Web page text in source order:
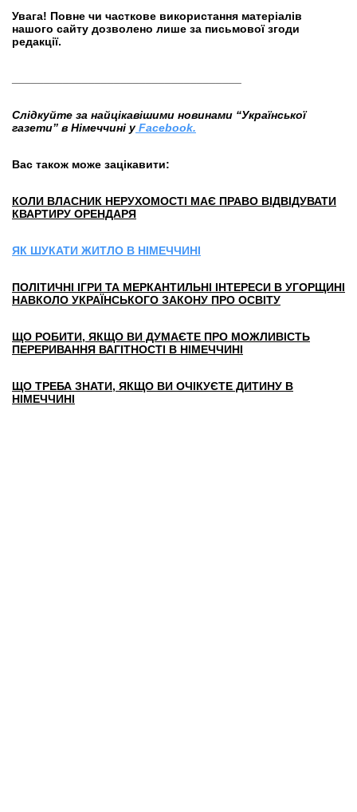
Увага! Повне чи часткове використання матеріалів
нашого сайту дозволено лише за письмової згоди
редакції.
Слідкуйте за найцікавішими новинами “Української
газети” в Німеччині уFacebook.
Вас також може зацікавити:
КОЛИ ВЛАСНИК НЕРУХОМОСТІ МАЄ ПРАВО ВІДВІДУВАТИ
КВАРТИРУ ОРЕНДАРЯ
ЯК ШУКАТИ ЖИТЛО В НІМЕЧЧИНІ
ПОЛІТИЧНІ ІГРИ ТА МЕРКАНТИЛЬНІ ІНТЕРЕСИ В УГОРЩИНІ
НАВКОЛО УКРАЇНСЬКОГО ЗАКОНУ ПРО ОСВІТУ
ЩО РОБИТИ, ЯКЩО ВИ ДУМАЄТЕ ПРО МОЖЛИВІСТЬ
ПЕРЕРИВАННЯ ВАГІТНОСТІ В НІМЕЧЧИНІ
ЩО ТРЕБА ЗНАТИ, ЯКЩО ВИ ОЧІКУЄТЕ ДИТИНУ В
НІМЕЧЧИНІ